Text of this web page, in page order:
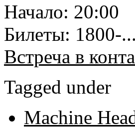
Начало: 20:00
Билеты: 1800-
Встреча в
Tagged under
Machine